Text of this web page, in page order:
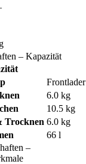
– Kapazität
Frontlader
6.0 kg
10.5 kg
Trocknen 6.0 kg
66 l
–